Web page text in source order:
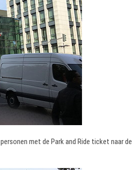
met de Park and Ride ticket naar de